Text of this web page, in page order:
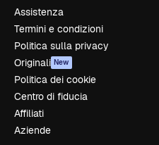
Assistenza
Termini e condizioni
Politica sulla privacy
Originali New
Politica dei cookie
Centro di fiducia
Affiliati
Aziende